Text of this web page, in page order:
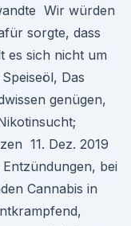
Wir würden
sorgte, dass
es sich nicht um
Das
genügen,
11. Dez. 2019
bei
Cannabis in